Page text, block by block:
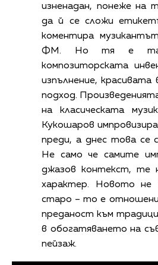
изненадан, понеже на
да й се сложи
коментира
ФМ. Но тя е
композиторската
изпълнение, красивата
подход.
на класическата
Кукошаров
преди, а днес това се
Не само че самите
джазов контекст, те
характер. Новото не
старо – то е
преданост към
в обогатяването на
пейзаж.